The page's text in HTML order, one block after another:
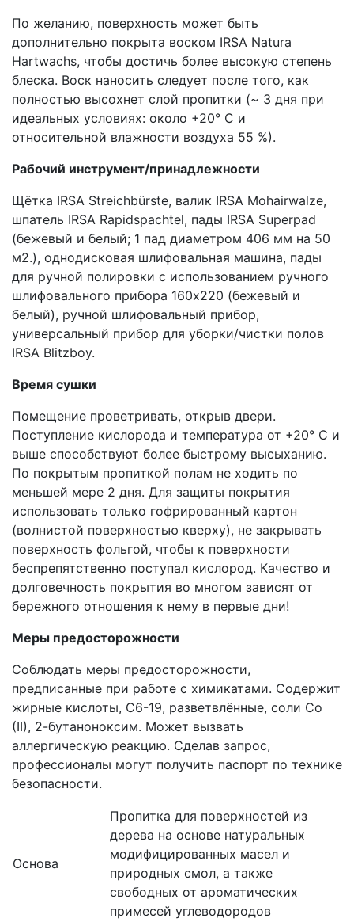
По желанию, поверхность может быть
дополнительно покрыта воском IRSA Natura
Hartwachs, чтобы достичь более высокую степень
блеска. Воск наносить следует после того, как
полностью высохнет слой пропитки (~ 3 дня при
идеальных условиях: около +20° C и
относительной влажности воздуха 55 %).
Рабочий инструмент/принадлежности
Щётка IRSA Streichbürste, валик IRSA Mohairwalze,
шпатель IRSA Rapidspachtel, пады IRSA Superpad
(бежевый и белый; 1 пад диаметром 406 мм на 50
м2.), однодисковая шлифовальная машина, пады
для ручной полировки с использованием ручного
шлифовального прибора 160х220 (бежевый и
белый), ручной шлифовальный прибор,
универсальный прибор для уборки/чистки полов
IRSA Blitzboy.
Время сушки
Помещение проветривать, открыв двери.
Поступление кислорода и температура от +20° C и
выше способствуют более быстрому высыханию.
По покрытым пропиткой полам не ходить по
меньшей мере 2 дня. Для защиты покрытия
использовать только гофрированный картон
(волнистой поверхностью кверху), не закрывать
поверхность фольгой, чтобы к поверхности
беспрепятственно поступал кислород. Качество и
долговечность покрытия во многом зависят от
бережного отношения к нему в первые дни!
Меры предосторожности
Соблюдать меры предосторожности,
предписанные при работе с химикатами. Содержит
жирные кислоты, С6-19, разветвлённые, соли Co
(II), 2-бутаноноксим. Может вызвать
аллергическую реакцию. Сделав запрос,
профессионалы могут получить паспорт по технике
безопасности.
Основа
Пропитка для поверхностей из
дерева на основе натуральных
модифицированных масел и
природных смол, а также
свободных от ароматических
примесей углеводородов